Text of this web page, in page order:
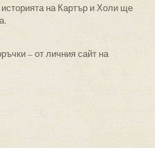
на Картър и Холи ще
– от личния сайт на